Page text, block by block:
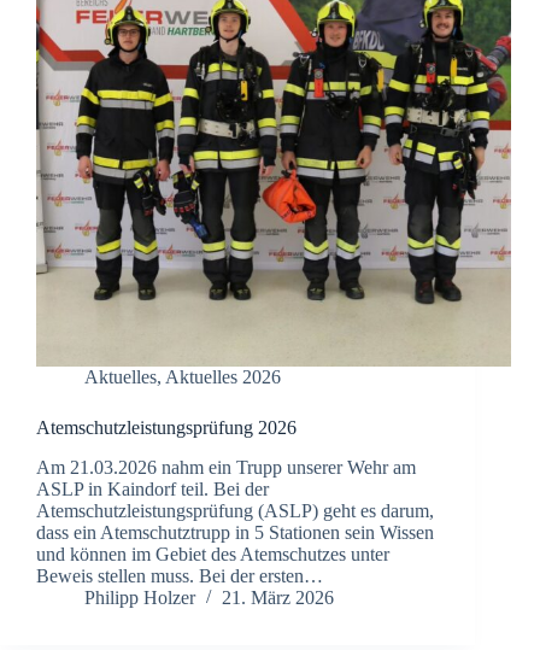
Aktuelles, Aktuelles 2026
Atemschutzleistungsprüfung 2026
Am 21.03.2026 nahm ein Trupp unserer Wehr am
ASLP in Kaindorf teil. Bei der
Atemschutzleistungsprüfung (ASLP) geht es darum,
dass ein Atemschutztrupp in 5 Stationen sein Wissen
und können im Gebiet des Atemschutzes unter
Beweis stellen muss. Bei der ersten…
Philipp Holzer
21. März 2026